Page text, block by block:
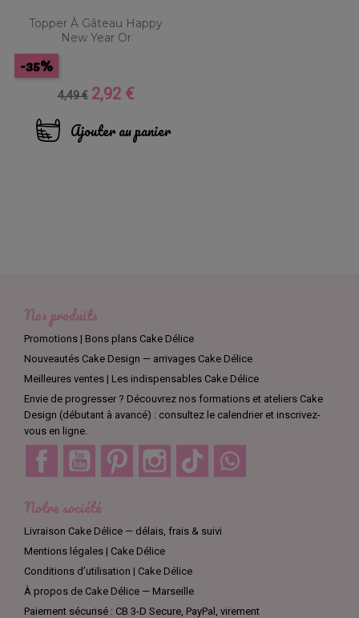
Topper À Gâteau Happy
New Year Or
Prix
base
4,49 €
-35%
Prix
2,92 €
Ajouter au panier
Nos produits
Promotions | Bons plans Cake Délice
Nouveautés Cake Design — arrivages Cake Délice
Meilleures ventes | Les indispensables Cake Délice
Envie de progresser ? Découvrez nos formations et ateliers Cake
Design (débutant à avancé) : consultez le calendrier et inscrivez-
vous en ligne.
Facebook YouTube Pinterest Instagram TikTok
Notre société
Livraison Cake Délice — délais, frais & suivi
Mentions légales | Cake Délice
Conditions d’utilisation | Cake Délice
À propos de Cake Délice — Marseille
Paiement sécurisé : CB 3-D Secure, PayPal, virement